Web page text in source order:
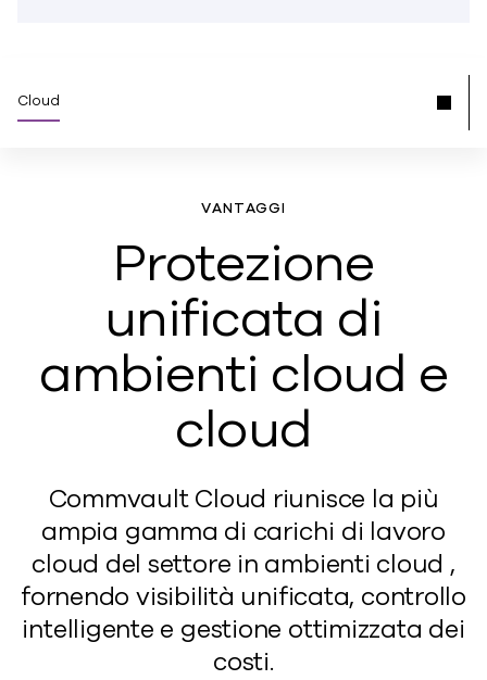
Cloud
VANTAGGI
Protezione
unificata di
ambienti cloud e
cloud
Commvault Cloud riunisce la più
ampia gamma di carichi di lavoro
cloud del settore in ambienti cloud ,
fornendo visibilità unificata, controllo
intelligente e gestione ottimizzata dei
costi.